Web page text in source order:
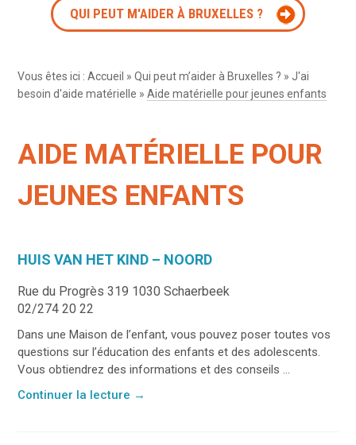
QUI PEUT M'AIDER À BRUXELLES ?
Vous êtes ici :Accueil »Qui peut m’aider à Bruxelles ? » J'ai
besoin d'aide matérielle »Aide matérielle pour jeunes enfants
AIDE MATÉRIELLE POUR
JEUNES ENFANTS
HUIS VAN HET KIND – NOORD
Rue du Progrès 319 1030 Schaerbeek
02/274 20 22
Dans une Maison de l’enfant, vous pouvez poser toutes vos
questions sur l’éducation des enfants et des adolescents.
Vous obtiendrez des informations et des conseils ...
Continuer la lecture →